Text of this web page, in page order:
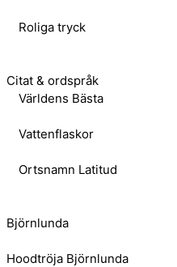
Roliga tryck
Citat & ordspråk
Världens Bästa
Vattenflaskor
Ortsnamn Latitud
Björnlunda
Hoodtröja Björnlunda